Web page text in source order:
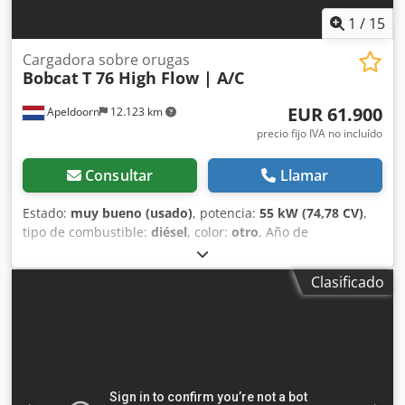
1 / 15
Apeldoorn 12.123 km
Cargadora sobre orugas
BobcatT 76 High Flow | A/C
EUR 61.900
precio fijo IVA no incluído
Consultar Llamar
Estado: muy bueno (usado), potencia: 55 kW (74,78 CV),
tipo de combustible: diésel, color: otro, Año de
, horas de funcionamiento:
Equipamiento:aire acondicionado, Información técnica
Número de cilindros: 4 Cilindrada del motor: 2.400 ccClasificado